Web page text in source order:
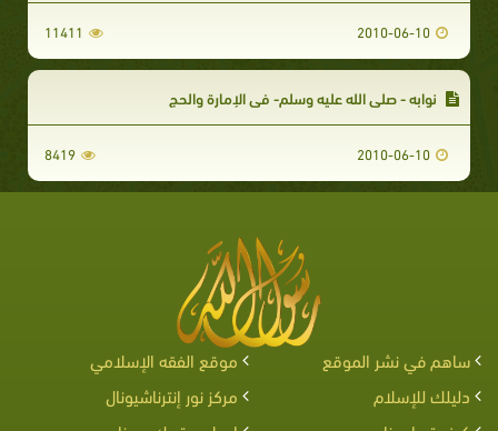
2010-06-10
11411
نوابه - صلى الله عليه وسلم- في الإمارة والحج
2010-06-10
8419
ساهم في نشر الموقع
موقع الفقه الإسلامي
دليلك للإسلام
مركز نور إنترناشيونال